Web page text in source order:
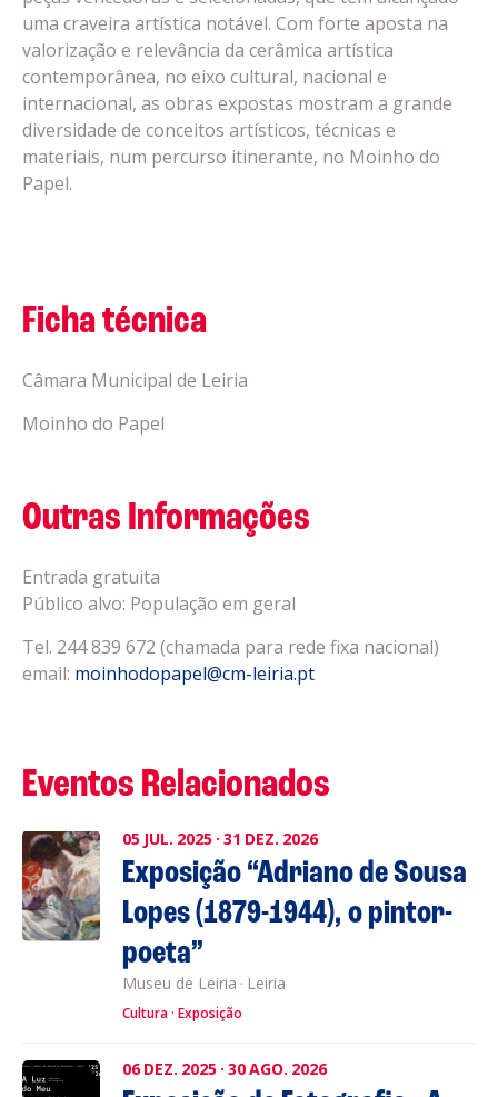
uma craveira artística notável. Com forte aposta na
valorização e relevância da cerâmica artística
contemporânea, no eixo cultural, nacional e
internacional, as obras expostas mostram a grande
diversidade de conceitos artísticos, técnicas e
materiais, num percurso itinerante, no Moinho do
Papel.
Ficha técnica
Câmara Municipal de Leiria
Moinho do Papel
Outras Informações
Entrada gratuita
Público alvo: População em geral
Tel. 244 839 672 (chamada para rede fixa nacional)
email: moinhodopapel@cm-leiria.pt
Eventos Relacionados
05 JUL. 2025 · 31 DEZ. 2026
Exposição “Adriano de Sousa
Lopes (1879-1944), o pintor-
poeta”
Museu de Leiria · Leiria
Cultura Exposição
06 DEZ. 2025 · 30AGO. 2026